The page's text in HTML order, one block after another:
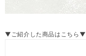
▼ご紹介した商品はこちら▼